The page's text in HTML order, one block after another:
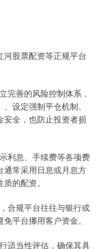
股票配资等正规平台
完善的风险控制体系，
设定强制平仓机制、
全，也防止投资者损
利息、手续费等各项费
通常采用日息或月息方
的配资。
合规平台往往与银行或
平台挪用客户资金。
适当性评估，确保其具